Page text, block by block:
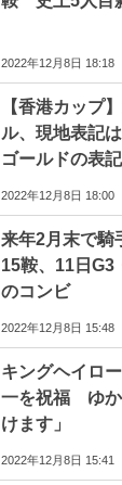
2022年12月8日 18:18
【香港カップ
ル、現地表記
ゴールドの表
2022年12月8日 18:00
来年2月末で
15鞍、11日G3
のコンビ
2022年12月8日 15:48
キングヘイロ
一を祝福 ゆか
けます」
2022年12月8日 15:41